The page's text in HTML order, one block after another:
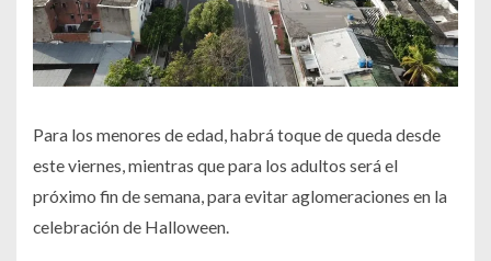
Para los menores de edad, habrá toque de queda desde
este viernes, mientras que para los adultos será el
próximo fin de semana, para evitar aglomeraciones en la
celebración de Halloween.